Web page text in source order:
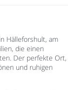
Hälleforshult, am
die einen
Der perfekte Ort,
und ruhigen